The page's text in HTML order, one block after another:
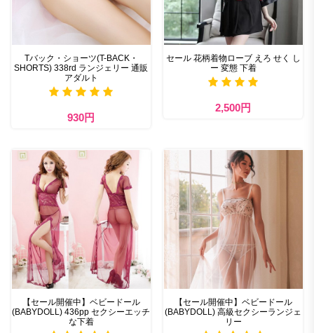
Tバック・ショーツ(T-BACK・
SHORTS) 338rd ランジェリー 通販
アダルト
930円
セール 花柄着物ローブ えろ せく し
ー 変態 下着
2,500円
【セール開催中】ベビードール
(BABYDOLL) 436pp セクシーエッチ
な下着
【セール開催中】ベビードール
(BABYDOLL) 高級セクシーランジェ
リー